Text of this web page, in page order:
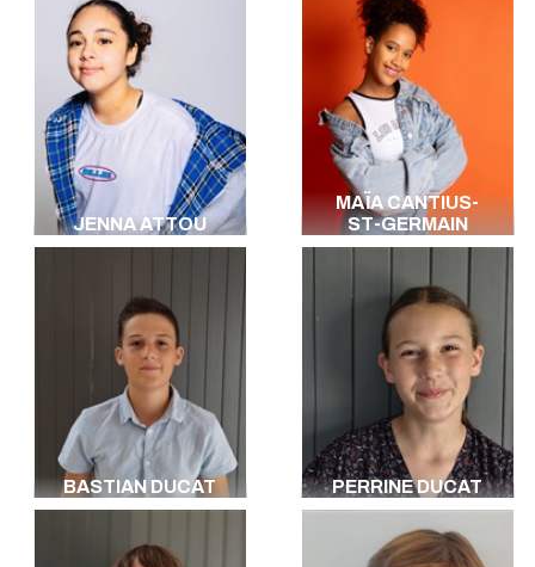
Toutes les langues
JENNA ATTOU
MAÏA CANTIUS-
ST-GERMAIN
BASTIAN DUCAT PERRINE DUCAT